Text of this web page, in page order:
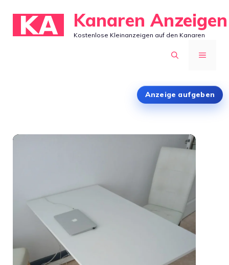
Inhalt
springen
Kanaren Anzeigen
Kostenlose Kleinanzeigen auf den Kanaren
MENÜ
Anzeige aufgeben